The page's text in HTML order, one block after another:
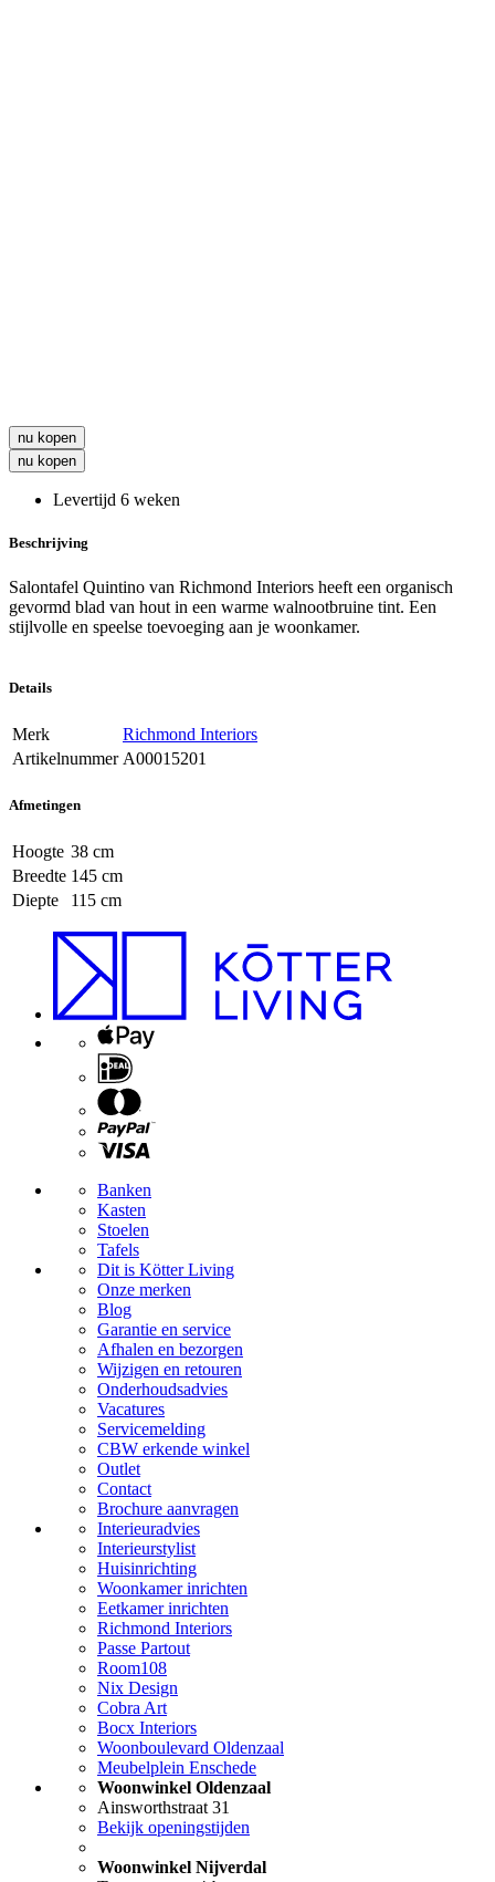
nu kopen
nu kopen
Levertijd 6 weken
Beschrijving
Salontafel Quintino van Richmond Interiors heeft een organisch
gevormd blad van hout in een warme walnootbruine tint. Een
stijlvolle en speelse toevoeging aan je woonkamer.
Details
Merk
Richmond Interiors
Artikelnummer A00015201
Afmetingen
Hoogte 38 cm
Breedte 145 cm
Diepte
115 cm
Banken
Kasten
Stoelen
Tafels
Dit is Kötter Living
Onze merken
Blog
Garantie en service
Afhalen en bezorgen
Wijzigen en retouren
Onderhoudsadvies
Vacatures
Servicemelding
CBW erkende winkel
Outlet
Contact
Brochure aanvragen
Interieuradvies
Interieurstylist
Huisinrichting
Woonkamer inrichten
Eetkamer inrichten
Richmond Interiors
Passe Partout
Room108
Nix Design
Cobra Art
Bocx Interiors
Woonboulevard Oldenzaal
Meubelplein Enschede
Woonwinkel Oldenzaal
Ainsworthstraat 31
Bekijk openingstijden
Woonwinkel Nijverdal